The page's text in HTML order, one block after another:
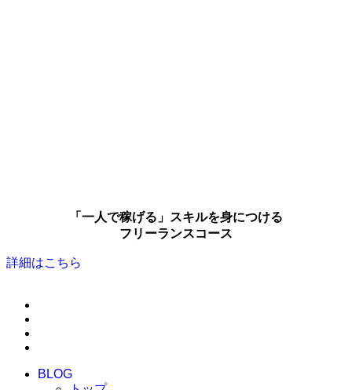
「一人で稼げる」スキルを身につける
フリーランスコース
詳細はこちら
BLOG